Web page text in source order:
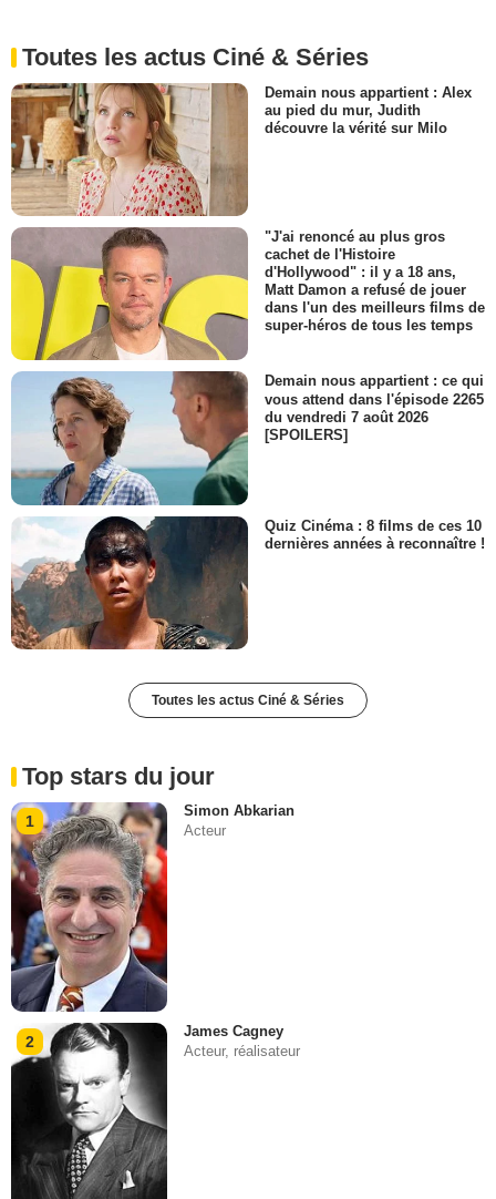
Toutes les actus Ciné & Séries
Demain nous appartient : Alex
au pied du mur, Judith
découvre la vérité sur Milo
"J'ai renoncé au plus gros
cachet de l'Histoire
d'Hollywood" : il y a 18 ans,
Matt Damon a refusé de jouer
dans l'un des meilleurs films de
super-héros de tous les temps
Demain nous appartient : ce qui
vous attend dans l'épisode 2265
du vendredi 7 août 2026
[SPOILERS]
Quiz Cinéma : 8 films de ces 10
dernières années à reconnaître !
Toutes les actus Ciné & Séries
Top stars du jour
1
Simon Abkarian
Acteur
2
James Cagney
Acteur, réalisateur